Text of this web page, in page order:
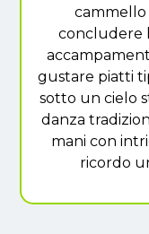
concludere
gustare piatti
sotto un cielo
danza
mani con
ricordo